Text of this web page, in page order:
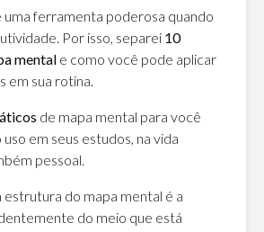
uma ferramenta poderosa quando
Por isso, separei 10
mental e como você pode aplicar
em sua rotina.
de mapa mental para você
em seus estudos, na vida
pessoal.
estrutura do mapa mental é a
do meio que está